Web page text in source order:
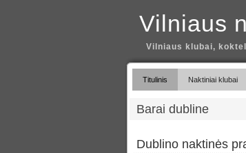
Vilniaus
Vilniaus klubai,
Titulinis Naktiniai klubai
Barai dubline
Dublino naktinės